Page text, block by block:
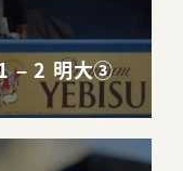
– 2 明大③